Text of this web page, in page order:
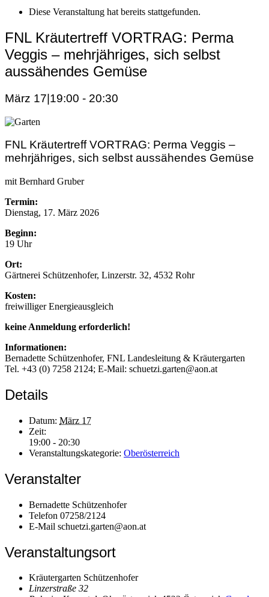
Diese Veranstaltung hat bereits stattgefunden.
FNL Kräutertreff VORTRAG: Perma
Veggis – mehrjähriges, sich selbst
aussähendes Gemüse
März 17|19:00 - 20:30
FNL Kräutertreff VORTRAG: Perma Veggis –
mehrjähriges, sich selbst aussähendes Gemüse
mit Bernhard Gruber
Termin:
Dienstag, 17. März 2026
Beginn:
19 Uhr
Ort:
Gärtnerei Schützenhofer, Linzerstr. 32, 4532 Rohr
Kosten:
freiwilliger Energieausgleich
keine Anmeldung erforderlich!
Informationen:
Bernadette Schützenhofer, FNL Landesleitung & Kräutergarten
Tel. +43 (0) 7258 2124; E-Mail: schuetzi.garten@aon.at
Details
Datum: März 17
Zeit:
19:00 - 20:30
Veranstaltungskategorie: Oberösterreich
Veranstalter
Bernadette Schützenhofer
Telefon 07258/2124
E-Mail schuetzi.garten@aon.at
Veranstaltungsort
Kräutergarten Schützenhofer
Linzerstraße 32